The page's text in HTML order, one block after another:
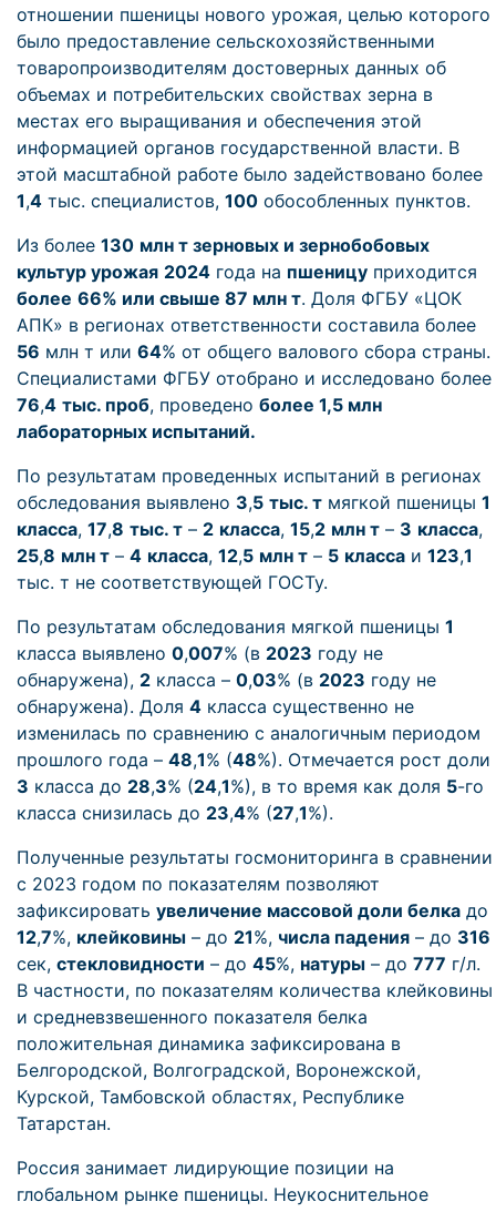
отношении пшеницы нового урожая, целью которого
было предоставление сельскохозяйственными
товаропроизводителям достоверных данных об
объемах и потребительских свойствах зерна в
местах его выращивания и обеспечения этой
информацией органов государственной власти. В
этой масштабной работе было задействовано более
1,4 тыс. специалистов, 100 обособленных пунктов.
Из более 130 млн т зерновых и зернобобовых
культур урожая 2024 года на пшеницу приходится
более 66% или свыше 87 млн т. Доля ФГБУ «ЦОК
АПК» в регионах ответственности составила более
56 млн т или 64% от общего валового сбора страны.
Специалистами ФГБУ отобрано и исследовано более
76,4 тыс. проб, проведено более 1,5 млн
лабораторных испытаний.
По результатам проведенных испытаний в регионах
обследования выявлено 3,5 тыс. т мягкой пшеницы 1
класса, 17,8 тыс. т – 2 класса, 15,2 млн т – 3 класса,
25,8 млн т – 4 класса, 12,5 млн т – 5 класса и 123,1
тыс. т не соответствующей ГОСТу.
По результатам обследования мягкой пшеницы 1
класса выявлено 0,007% (в 2023 году не
обнаружена), 2 класса – 0,03% (в 2023 году не
обнаружена). Доля 4 класса существенно не
изменилась по сравнению с аналогичным периодом
прошлого года – 48,1% (48%). Отмечается рост доли
3 класса до 28,3% (24,1%), в то время как доля 5-го
класса снизилась до 23,4% (27,1%).
Полученные результаты госмониторинга в сравнении
с 2023 годом по показателям позволяют
зафиксировать увеличение массовой доли белка до
12,7%, клейковины – до 21%, числа падения – до 316
сек, стекловидности – до 45%, натуры – до 777 г/л.
В частности, по показателям количества клейковины
и средневзвешенного показателя белка
положительная динамика зафиксирована в
Белгородской, Волгоградской, Воронежской,
Курской, Тамбовской областях, Республике
Татарстан.
Россия занимает лидирующие позиции на
глобальном рынке пшеницы. Неукоснительное